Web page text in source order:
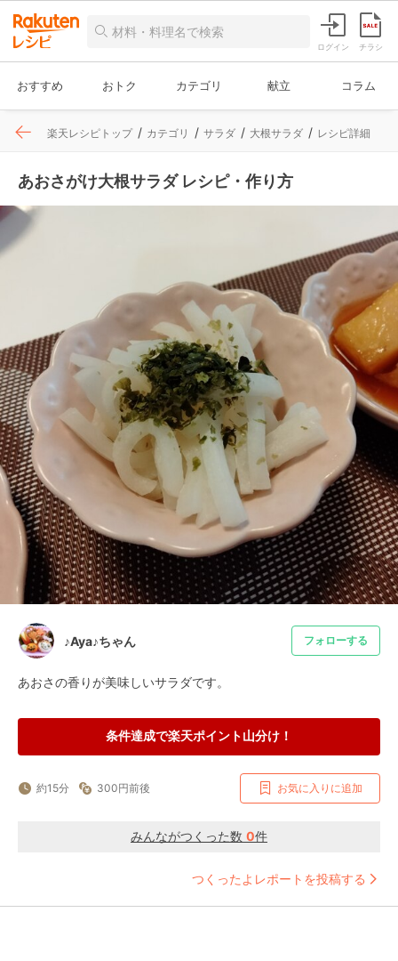
ログイン チラシ
おすすめ おトク カテゴリ 献立 コラム
楽天レシピトップ カテゴリ サラダ 大根サラダ レシピ詳細
あおさがけ大根サラダ レシピ・作り方
♪Aya♪ちゃん フォローする
あおさの香りが美味しいサラダです。
条件達成で楽天ポイント山分け！
約15分 300円前後 お気に入りに追加
みんながつくった数 0件
つくったよレポートを投稿する